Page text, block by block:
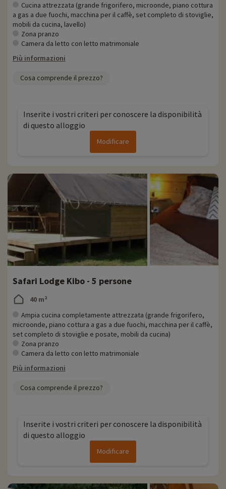
Cucina attrezzata (grande frigorifero, microonde, piano cottura
a gas a due fuochi, macchina per il caffè, set completo di stoviglie,
mobili da cucina, lavello)
Zona pranzo
Camera da letto con letto matrimoniale
Più informazioni
Cosa comprende il prezzo?
Inserite i vostri criteri per conoscere la disponibilità
di questo alloggio
Modificare
Safari Lodge Kibo - 5 persone
40 m²
Ampia cucina completamente attrezzata (grande frigorifero,
microonde, piano cottura a gas a due fuochi, macchina per il caffè,
set completo di stoviglie e posate, mobili da cucina)
Zona pranzo
Camera da letto con letto matrimoniale
Più informazioni
Cosa comprende il prezzo?
Inserite i vostri criteri per conoscere la disponibilità
di questo alloggio
Modificare